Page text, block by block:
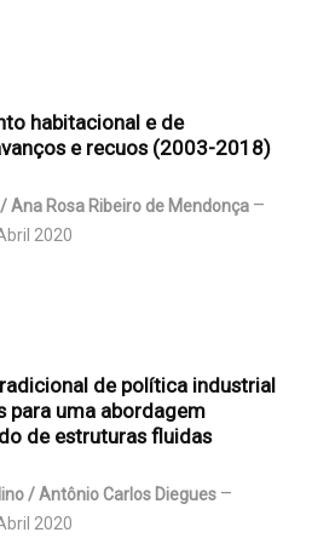
habitacional e de
e recuos (2003-2018)
Ana Rosa Ribeiro de Mendonça
2020
de política industrial
para uma abordagem
de estruturas fluidas
/ Antônio Carlos Diegues
2020